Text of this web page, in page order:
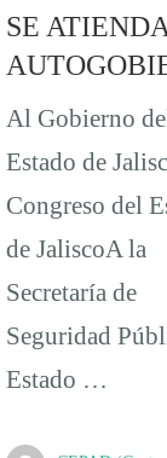
SE
Al Gobierno
Estado de
Congreso del
de JaliscoA la
Secretaría de
Seguridad
Estado …